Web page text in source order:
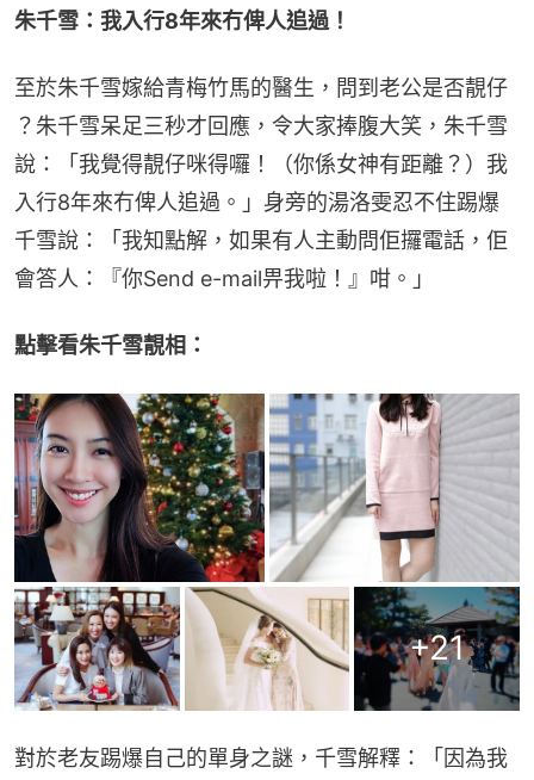
朱千雪：我入行8年來冇俾人追過！
至於朱千雪嫁給青梅竹馬的醫生，問到老公是否靚仔
？朱千雪呆足三秒才回應，令大家捧腹大笑，朱千雪
說：「我覺得靚仔咪得囉！（你係女神有距離？）我
入行8年來冇俾人追過。」身旁的湯洛雯忍不住踢爆
千雪說：「我知點解，如果有人主動問佢攞電話，佢
會答人：『你Send e-mail畀我啦！』咁。」
點擊看朱千雪靚相：
+21
對於老友踢爆自己的單身之謎，千雪解釋：「因為我